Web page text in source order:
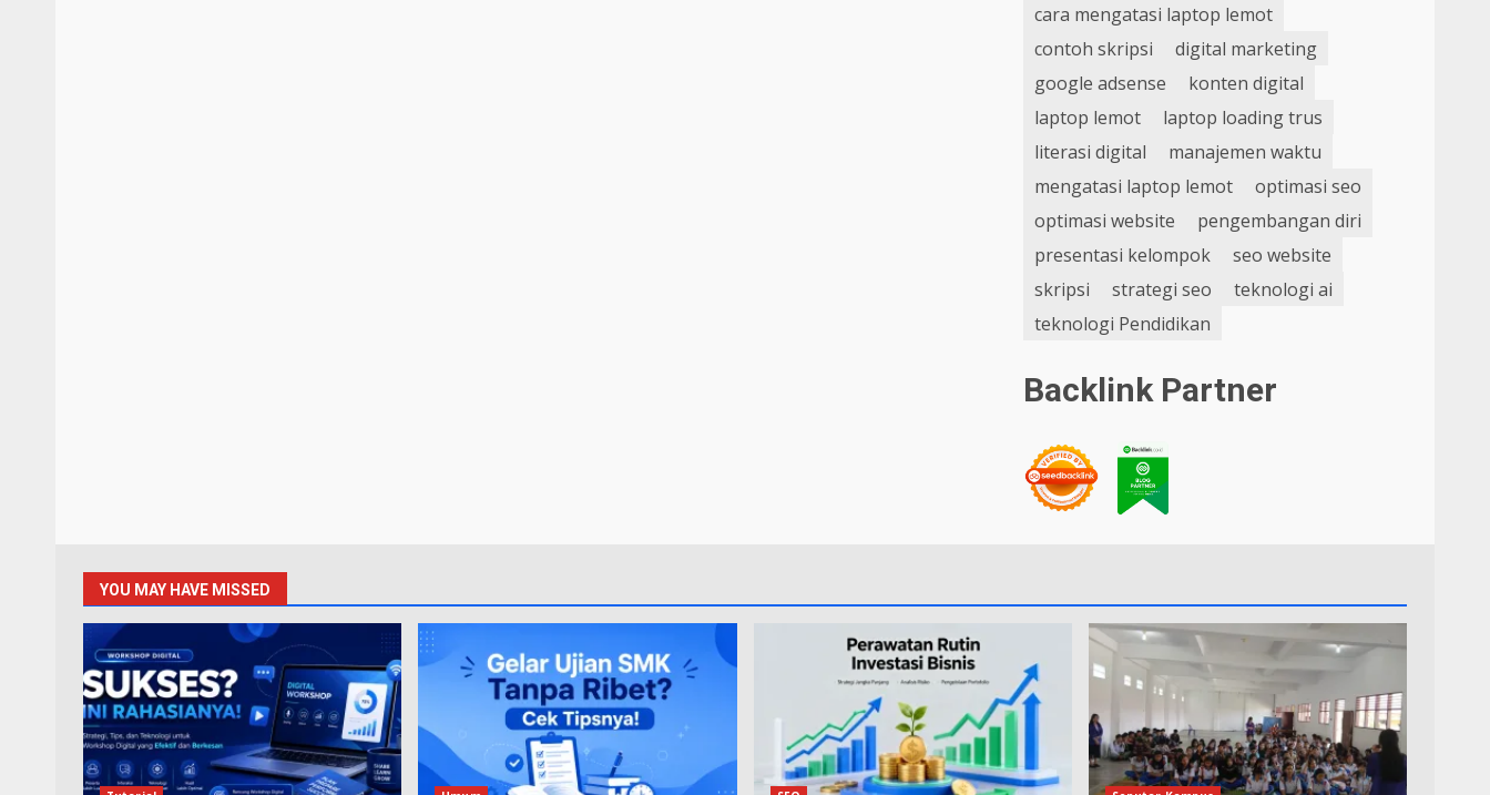
cara mengatasi laptop lemot
contoh skripsi
digital marketing
google adsense
konten digital
laptop lemot
laptop loading trus
literasi digital
manajemen waktu
mengatasi laptop lemot
optimasi seo
optimasi website
pengembangan diri
presentasi kelompok
seo website
skripsi
strategi seo
teknologi ai
teknologi Pendidikan
Backlink Partner
YOU MAY HAVE MISSED